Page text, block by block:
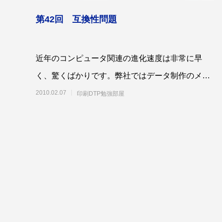
第42回 互換性問題
近年のコンピュータ関連の進化速度は非常に早
く、驚くばかりです。弊社ではデータ制作のメイ
ンＰＣに、Ｍａｃ（マック）を使用しています。
2010.02.07 印刷DTP勉強部屋